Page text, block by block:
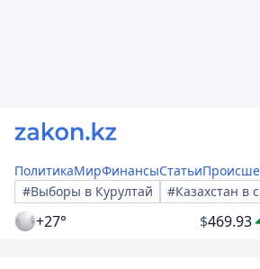
ПолитикаМирФинансыСтатьи
#Выборы в Курултай
#Казахстан в
+27° $469.93